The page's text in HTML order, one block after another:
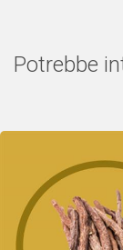
Potrebbe